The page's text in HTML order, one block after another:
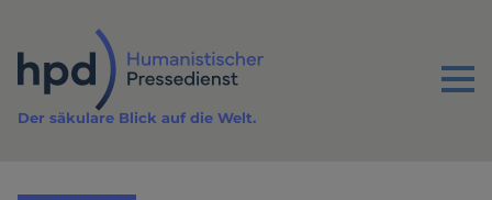
Inhalt
Menu
Der säkulare Blick auf die Welt.